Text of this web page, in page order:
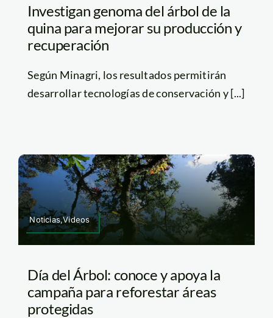
Investigan genoma del árbol de la
quina para mejorar su producción y
recuperación
Según Minagri, los resultados permitirán
desarrollar tecnologías de conservación y [...]
Noticias,Videos
Día del Árbol: conoce y apoya la
campaña para reforestar áreas
protegidas